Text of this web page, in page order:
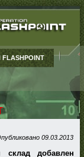
FLASHPOINT
09.03.2013
добавлен